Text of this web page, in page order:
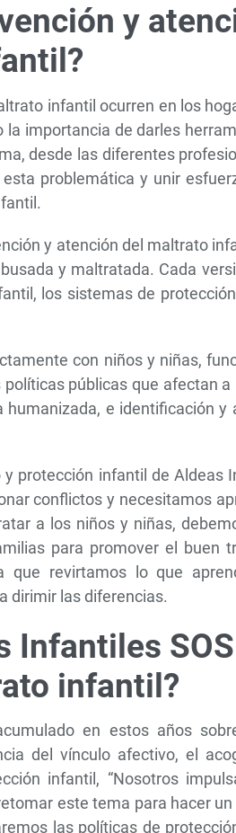
y
infantil ocurren en los
la importancia de darles
desde las diferentes
problemática y unir
y atención del maltrato
y maltratada. Cada
los sistemas de
con niños y niñas,
públicas que afectan a
e identificación y
protección infantil de Aldeas
conflictos y necesitamos
a los niños y niñas,
para promover el buen
que revirtamos lo que
dirimir las diferencias.
Infantiles
infantil?
en estos años
del vínculo afectivo, el
infantil, “Nosotros
este tema para hacer
las políticas de